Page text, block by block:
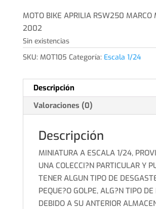
precio
original
8,00€.
actual
6,00€.
MOTO BIKE APRILIA RSW250 MARCO
2002
Sin existencias
SKU: MOT105 Categoría: Escala 1/24
Descripción
Valoraciones (0)
Descripción
MINIATURA A ESCALA 1/24,
UNA COLECCI?N PARTICULAR Y
TENER ALGUN TIPO DE
PEQUE?O GOLPE, ALG?N TIPO DE
DEBIDO A SU ANTERIOR